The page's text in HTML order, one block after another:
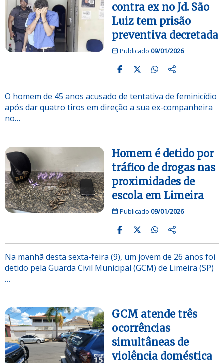
contra ex no Jd. São
Luiz tem prisão
preventiva decretada
Publicado 09/01/2026
O homem de 45 anos acusado de tentativa de feminicídio
após dar quatro tiros em direção a sua ex-companheira
no…
Homem é detido por
tráfico de drogas nas
proximidades de
escola em Limeira
Publicado 09/01/2026
Na manhã desta sexta-feira (9), um jovem de 26 anos foi
detido pela Guarda Civil Municipal (GCM) de Limeira (SP)
…
GCM atende três
ocorrências
simultâneas de
violência doméstica